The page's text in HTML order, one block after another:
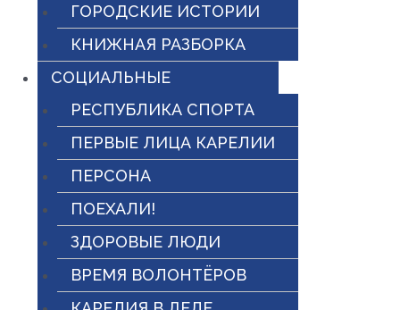
ГОРОДСКИЕ ИСТОРИИ
КНИЖНАЯ РАЗБОРКА
СОЦИАЛЬНЫЕ
РЕСПУБЛИКА СПОРТА
ПЕРВЫЕ ЛИЦА КАРЕЛИИ
ПЕРСОНА
ПОЕХАЛИ!
ЗДОРОВЫЕ ЛЮДИ
ВРЕМЯ ВОЛОНТЁРОВ